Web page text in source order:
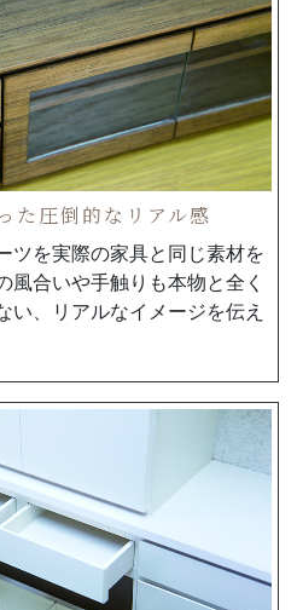
た圧倒的なリアル感
ツを実際の家具と同じ素材を
風合いや手触りも本物と全く
い、リアルなイメージを伝え